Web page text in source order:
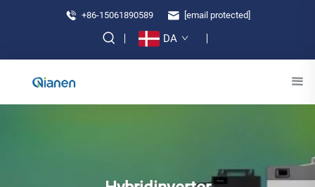
+86-15061890589 [email protected]
DA